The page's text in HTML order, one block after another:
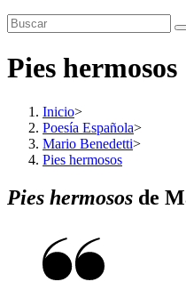
Pies hermosos
Inicio>
Poesía Española>
Mario Benedetti>
Pies hermosos
Pies hermosos de